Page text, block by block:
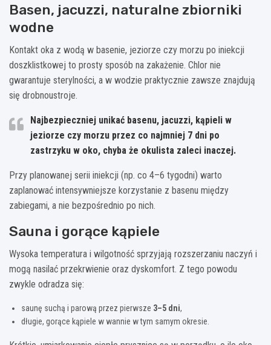
Basen, jacuzzi, naturalne zbiorniki
wodne
Kontakt oka z wodą w basenie, jeziorze czy morzu po iniekcji
doszklistkowej to prosty sposób na zakażenie. Chlor nie
gwarantuje sterylności, a w wodzie praktycznie zawsze znajdują
się drobnoustroje.
Najbezpieczniej unikać basenu, jacuzzi, kąpieli w
jeziorze czy morzu przez co najmniej 7 dni po
zastrzyku w oko, chyba że okulista zaleci inaczej.
Przy planowanej serii iniekcji (np. co 4–6 tygodni) warto
zaplanować intensywniejsze korzystanie z basenu między
zabiegami, a nie bezpośrednio po nich.
Sauna i gorące kąpiele
Wysoka temperatura i wilgotność sprzyjają rozszerzaniu naczyń i
mogą nasilać przekrwienie oraz dyskomfort. Z tego powodu
zwykle odradza się:
saunę suchą i parową przez pierwsze 3–5 dni,
długie, gorące kąpiele w wannie w tym samym okresie.